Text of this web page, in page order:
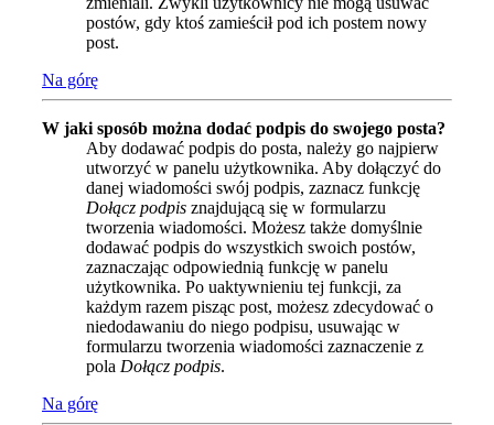
postów, gdy ktoś zamieścił pod ich postem nowy
post.
Na górę
W jaki sposób można dodać podpis do swojego posta?
Aby dodawać podpis do posta, należy go najpierw
utworzyć w panelu użytkownika. Aby dołączyć do
danej wiadomości swój podpis, zaznacz funkcję
Dołącz podpis znajdującą się w formularzu
tworzenia wiadomości. Możesz także domyślnie
dodawać podpis do wszystkich swoich postów,
zaznaczając odpowiednią funkcję w panelu
użytkownika. Po uaktywnieniu tej funkcji, za
każdym razem pisząc post, możesz zdecydować o
niedodawaniu do niego podpisu, usuwając w
formularzu tworzenia wiadomości zaznaczenie z
pola Dołącz podpis.
Na górę